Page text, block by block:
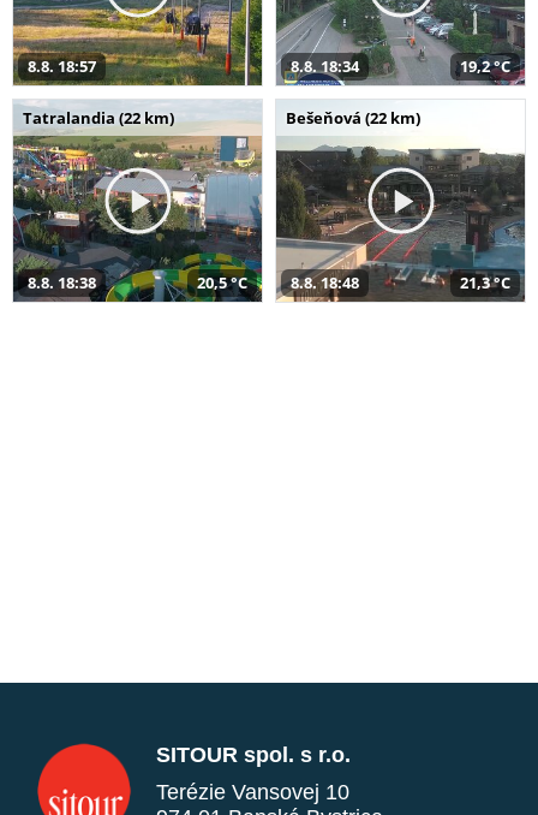
8.8. 18:57 8.8. 18:34 19,2 °C
Tatralandia (22 km)
8.8. 18:38 20,5 °C
Bešeňová (22 km)
8.8. 18:48 21,3 °C
SITOUR spol. s r.o.
Terézie Vansovej 10